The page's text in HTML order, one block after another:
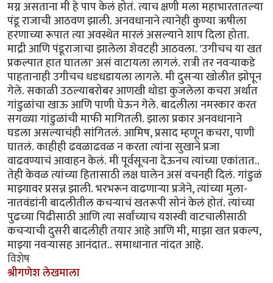
मग्न असताना मी हे पाप केलं होतं. त्याच क्षणी मला महाभारतातल्या
पंडू राजाची आठवण झाली. अनवधानाने त्यानेही कुण्या ऋषीला
हरणाच्या रूपात त्या अवस्थेत मारलं असल्याने शाप दिला होता.
माद्री आणि पंडूराजाचा झालेला शेवटही आठवला. 'उगीचच या खत
प्रकल्पात हात घातला' असं वाटायला लागलं. रात्री तर नवऱ्याकडे
पाहतानाही उगीचच धडधडायला लागले. मी दुसऱ्या खोलीत झोपून
गेले. सकाळी उठल्याबरोबर आणखी थोडा कुजलेला कचरा अर्थात
गांडुळांचा खाऊ आणि पाणी घेऊन गेले. बादलीला नमस्कार करत
सगळ्या गांडुळांची माफी मागितली. झाला प्रकार अनवधानाने
घडला असल्याचंही सांगितलं. आमिष, प्रसाद म्हणून कचरा, पाणी
घातलं. काहीही ढवळाढवळ न करता त्यांना सुखाने प्रजा
वाढवण्याचं आवाहन केलं. मी पूर्वसूचना देऊनच त्यांच्या एकांतात..
तेही केवळ त्यांच्या हितासाठी लक्ष घालेन असं वचनही दिलं. गांडुळं
माझ्यावर प्रसन्न झाली. भरभरून वाढणाऱ्या प्रजेने, त्यांच्या मुला-
नातवंडांनी बादलीतील कचऱ्याचं खतरूपी सोनं केलं होतं. त्यांच्या
पुढच्या पिढीसाठी आणि त्या सर्वांच्याच यशस्वी वाटचालीसाठी
कचऱ्याची दुसरी बादलीही तयार आहे आणि मी, माझा खत प्रकल्प,
माझ्या नवऱ्यासह आनंदात.. समाधानात नांदत आहे.
विशेष
श्रीगणेश लेखमाला